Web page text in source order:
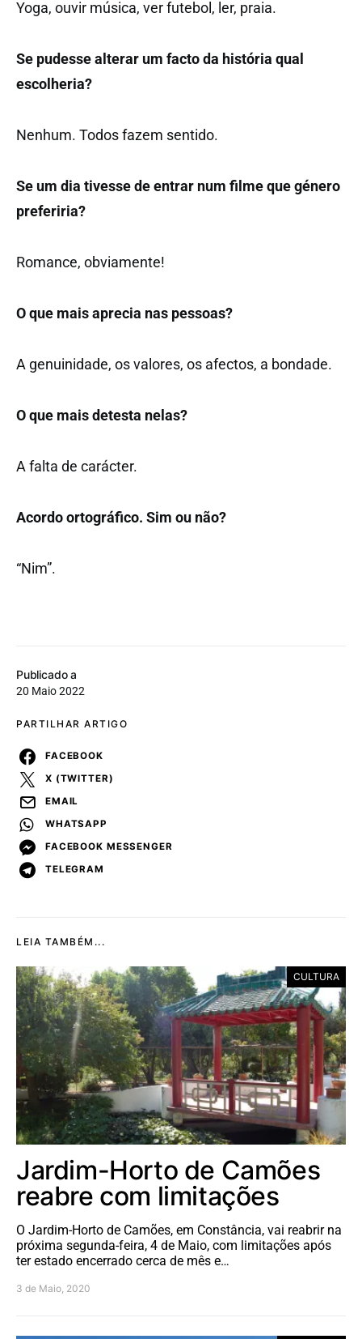
Publicado a
20 Maio 2022
PARTILHAR ARTIGO
FACEBOOK
X (TWITTER)
EMAIL
WHATSAPP
FACEBOOK MESSENGER
TELEGRAM
Yoga, ouvir música, ver futebol, ler, praia.
Se pudesse alterar um facto da história qual
escolheria?
Nenhum. Todos fazem sentido.
Se um dia tivesse de entrar num filme que género
preferiria?
Romance, obviamente!
O que mais aprecia nas pessoas?
A genuinidade, os valores, os afectos, a bondade.
O que mais detesta nelas?
A falta de carácter.
Acordo ortográfico. Sim ou não?
“Nim”.
LEIA TAMBÉM...
CULTURA
Jardim-Horto de Camões
reabre com limitações
O Jardim-Horto de Camões, em Constância, vai reabrir na
próxima segunda-feira, 4 de Maio, com limitações após
ter estado encerrado cerca de mês e…
3 de Maio, 2020